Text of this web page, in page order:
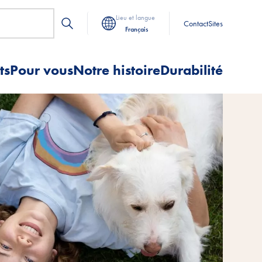
Lieu et langue
Français
ContactSites
Pour vousNotre histoireDurabilité